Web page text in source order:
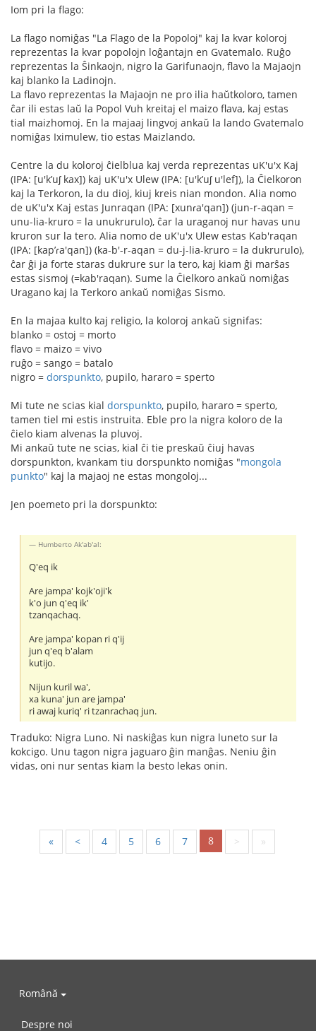
Iom pri la flago:
La flago nomiĝas "La Flago de la Popoloj" kaj la kvar koloroj
reprezentas la kvar popolojn loĝantajn en Gvatemalo. Ruĝo
reprezentas la Ŝinkaojn, nigro la Garifunaojn, flavo la Majaojn
kaj blanko la Ladinojn.
La flavo reprezentas la Majaojn ne pro ilia haŭtkoloro, tamen
ĉar ili estas laŭ la Popol Vuh kreitaj el maizo flava, kaj estas
tial maizhomoj. En la majaaj lingvoj ankaŭ la lando Gvatemalo
nomiĝas Iximulew, tio estas Maizlando.
Centre la du koloroj ĉielblua kaj verda reprezentas uK'u'x Kaj
(IPA: [u'kʼuʃ kax]) kaj uK'u'x Ulew (IPA: [u'kʼuʃ u'lef]), la Ĉielkoron
kaj la Terkoron, la du dioj, kiuj kreis nian mondon. Alia nomo
de uK'u'x Kaj estas Junraqan (IPA: [xunɾa'qan]) (jun-r-aqan =
unu-lia-kruro = la unukrurulo), ĉar la uraganoj nur havas unu
kruron sur la tero. Alia nomo de uK'u'x Ulew estas Kab'raqan
(IPA: [kapʼɾa'qan]) (ka-b'-r-aqan = du-j-lia-kruro = la dukrurulo),
ĉar ĝi ja forte staras dukrure sur la tero, kaj kiam ĝi marŝas
estas sismoj (=kab'raqan). Sume la Ĉielkoro ankaŭ nomiĝas
Uragano kaj la Terkoro ankaŭ nomiĝas Sismo.
En la majaa kulto kaj religio, la koloroj ankaŭ signifas:
blanko = ostoj = morto
flavo = maizo = vivo
ruĝo = sango = batalo
nigro = dorspunkto, pupilo, hararo = sperto
Mi tute ne scias kial dorspunkto, pupilo, hararo = sperto,
tamen tiel mi estis instruita. Eble pro la nigra koloro de la
ĉielo kiam alvenas la pluvoj.
Mi ankaŭ tute ne scias, kial ĉi tie preskaŭ ĉiuj havas
dorspunkton, kvankam tiu dorspunkto nomiĝas "mongola
punkto" kaj la majaoj ne estas mongoloj...
Jen poemeto pri la dorspunkto:
Humberto Ak'ab'al:
Q'eq ik
Are jampa' kojk'oji'k
k'o jun q'eq ik'
tzanqachaq.
Are jampa' kopan ri q'ij
jun q'eq b'alam
kutijo.
Nijun kuril wa',
xa kuna' jun are jampa'
ri awaj kuriq' ri tzanrachaq jun.
Traduko: Nigra Luno. Ni naskiĝas kun nigra luneto sur la
kokcigo. Unu tagon nigra jaguaro ĝin manĝas. Neniu ĝin
vidas, oni nur sentas kiam la besto lekas onin.
« < 4 5 6 7 8 > »
Română
Despre noi